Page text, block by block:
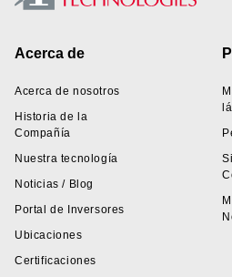
Footer
Acerca de
Acerca de nosotros
Historia de la
Compañía
Nuestra tecnología
Noticias / Blog
Portal de Inversores
Ubicaciones
Certificaciones